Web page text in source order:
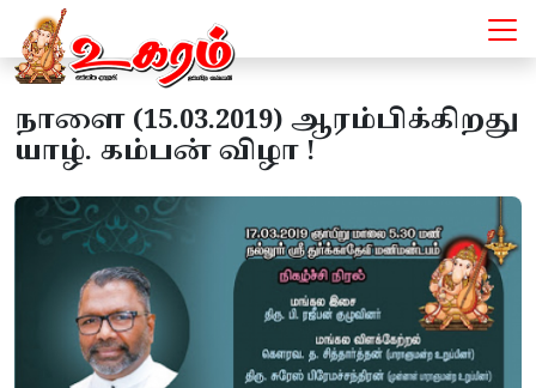
நாளை (15.03.2019) ஆரம்பிக்கிறது
யாழ். கம்பன் விழா !